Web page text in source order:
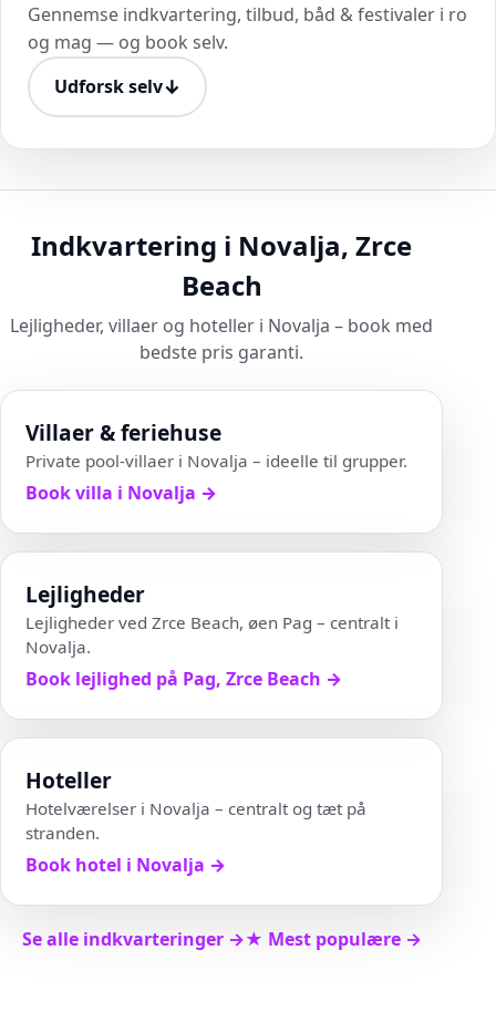
Gennemse indkvartering, tilbud, båd & festivaler i ro
og mag — og book selv.
Udforsk selv↓
Indkvartering i Novalja, Zrce
Beach
Lejligheder, villaer og hoteller i Novalja – book med
bedste pris garanti.
Villaer & feriehuse
Private pool-villaer i Novalja – ideelle til grupper.
Book villa i Novalja →
Lejligheder
Lejligheder ved Zrce Beach, øen Pag – centralt i
Novalja.
Book lejlighed på Pag, Zrce Beach →
Hoteller
Hotelværelser i Novalja – centralt og tæt på
stranden.
Book hotel i Novalja →
Se alle indkvarteringer→★ Mest populære→